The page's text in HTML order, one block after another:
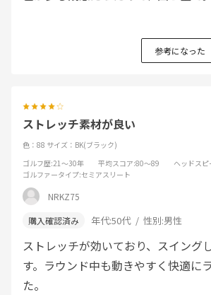
参考になった
ストレッチ素材が良い
色：88 サイズ：BK(ブラック)
ゴルフ歴:21～30年 平均スコア:80～89 ヘッドスピ
ゴルファータイプ:セミアスリート
NRKZ75
年代:50代 性別:男性
ストレッチが効いており、スイング
す。ラウンド中も動きやすく快適に
た。